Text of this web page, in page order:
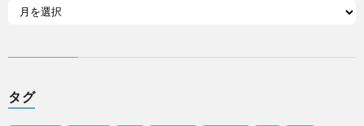
タグ